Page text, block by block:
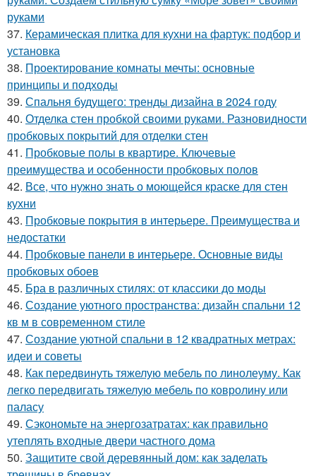
руками
37. Керамическая плитка для кухни на фартук: подбор и
установка
38. Проектирование комнаты мечты: основные
принципы и подходы
39. Спальня будущего: тренды дизайна в 2024 году
40. Отделка стен пробкой своими руками. Разновидности
пробковых покрытий для отделки стен
41. Пробковые полы в квартире. Ключевые
преимущества и особенности пробковых полов
42. Все, что нужно знать о моющейся краске для стен
кухни
43. Пробковые покрытия в интерьере. Преимущества и
недостатки
44. Пробковые панели в интерьере. Основные виды
пробковых обоев
45. Бра в различных стилях: от классики до моды
46. Создание уютного пространства: дизайн спальни 12
кв м в современном стиле
47. Создание уютной спальни в 12 квадратных метрах:
идеи и советы
48. Как передвинуть тяжелую мебель по линолеуму. Как
легко передвигать тяжелую мебель по ковролину или
паласу
49. Сэкономьте на энергозатратах: как правильно
утеплять входные двери частного дома
50. Защитите свой деревянный дом: как заделать